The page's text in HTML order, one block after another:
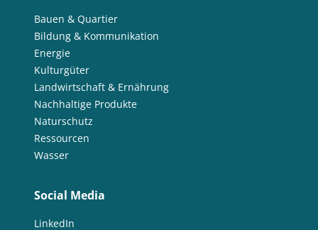
Bauen & Quartier
Bildung & Kommunikation
Energie
Kulturgüter
Landwirtschaft & Ernährung
Nachhaltige Produkte
Naturschutz
Ressourcen
Wasser
Social Media
LinkedIn